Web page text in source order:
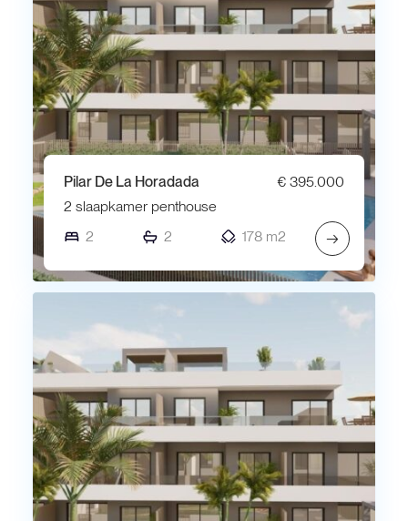
Pilar De La Horadada
€ 395.000
2 slaapkamer penthouse
2
2 178 m2 →